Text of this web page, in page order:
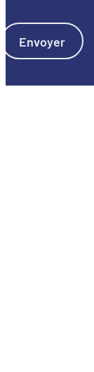
Envoyer